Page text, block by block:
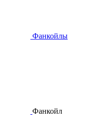
Фанкойлы
Фанкойл